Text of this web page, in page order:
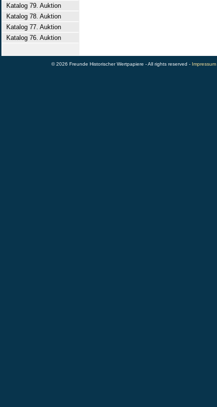
Katalog 79. Auktion
Katalog 78. Auktion
Katalog 77. Auktion
Katalog 76. Auktion
© 2026 Freunde Historischer Wertpapiere - All rights reserved - Impressum